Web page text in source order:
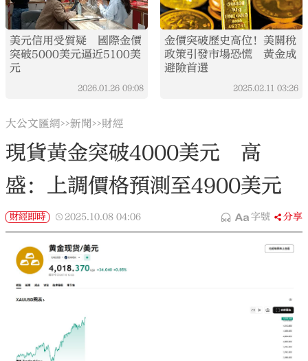
美元信用受質疑 國際金價
突破5000美元逼近5100美
元
2026.01.26 09:08
金價突破歷史高位！美關稅
政策引發市場恐慌 黃金成
避險首選
2025.02.11 03:26
大公文匯網>>新聞>>財經
現貨黃金突破4000美元 高
盛：上調價格預測至4900美元
財經即時 2025.10.08 04:06 字號 分享